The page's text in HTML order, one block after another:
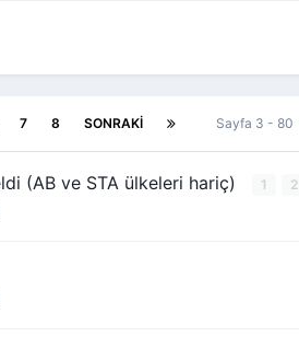
7 8 SONRAKI Sayfa 3 - 80
(AB ve STA ülkeleri hariç) 1 2